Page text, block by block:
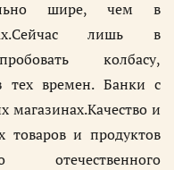
шире, чем в
лишь в
колбасу,
тех времен. Банки с
магазинах.Качество и
товаров и продуктов
отечественного